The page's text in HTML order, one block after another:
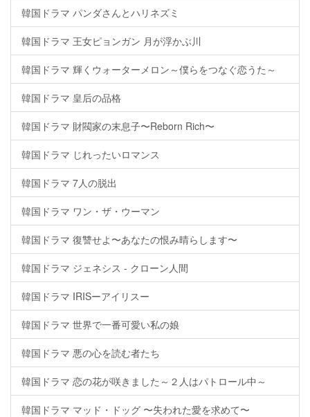
韓国ドラマ パンダさんとハリネズミ
韓国ドラマ 王女ピョンガン 月が浮かぶ川
韓国ドラマ 輝くウォーターメロン～僕らをつなぐ恋うた～
韓国ドラマ 皇后の品格
韓国ドラマ 財閥家の末息子〜Reborn Rich〜
韓国ドラマ じれったいロマンス
韓国ドラマ 7人の脱出
韓国ドラマ ワン・ザ・ウーマン
韓国ドラマ 復讐せよ〜あなたの恨み晴らします〜
韓国ドラマ ジェネシス - クローン人間
韓国ドラマ IRISーアイリスー
韓国ドラマ 世界で一番可愛い私の娘
韓国ドラマ 悪の心を読む者たち
韓国ドラマ 恋の花が咲きました～２人はパトロール中～
韓国ドラマ マッド・ドッグ 〜失われた愛を求めて〜